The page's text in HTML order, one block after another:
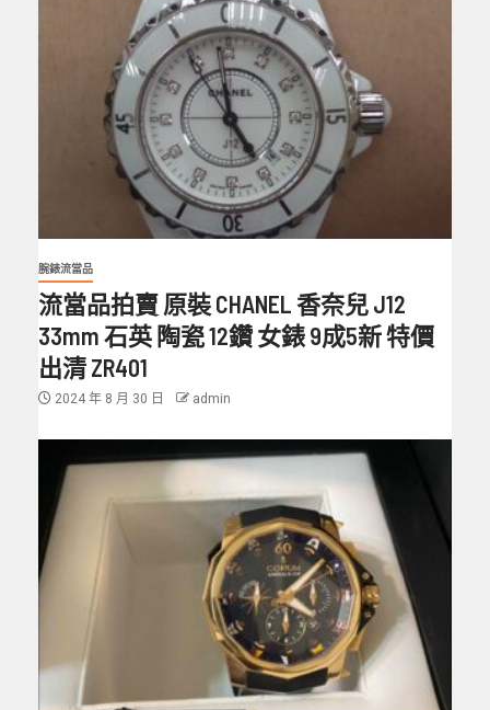
腕錶流當品
流當品拍賣 原裝 CHANEL 香奈兒 J12
33mm 石英 陶瓷 12鑽 女錶 9成5新 特價
出清 ZR401
2024 年 8 月 30 日 admin